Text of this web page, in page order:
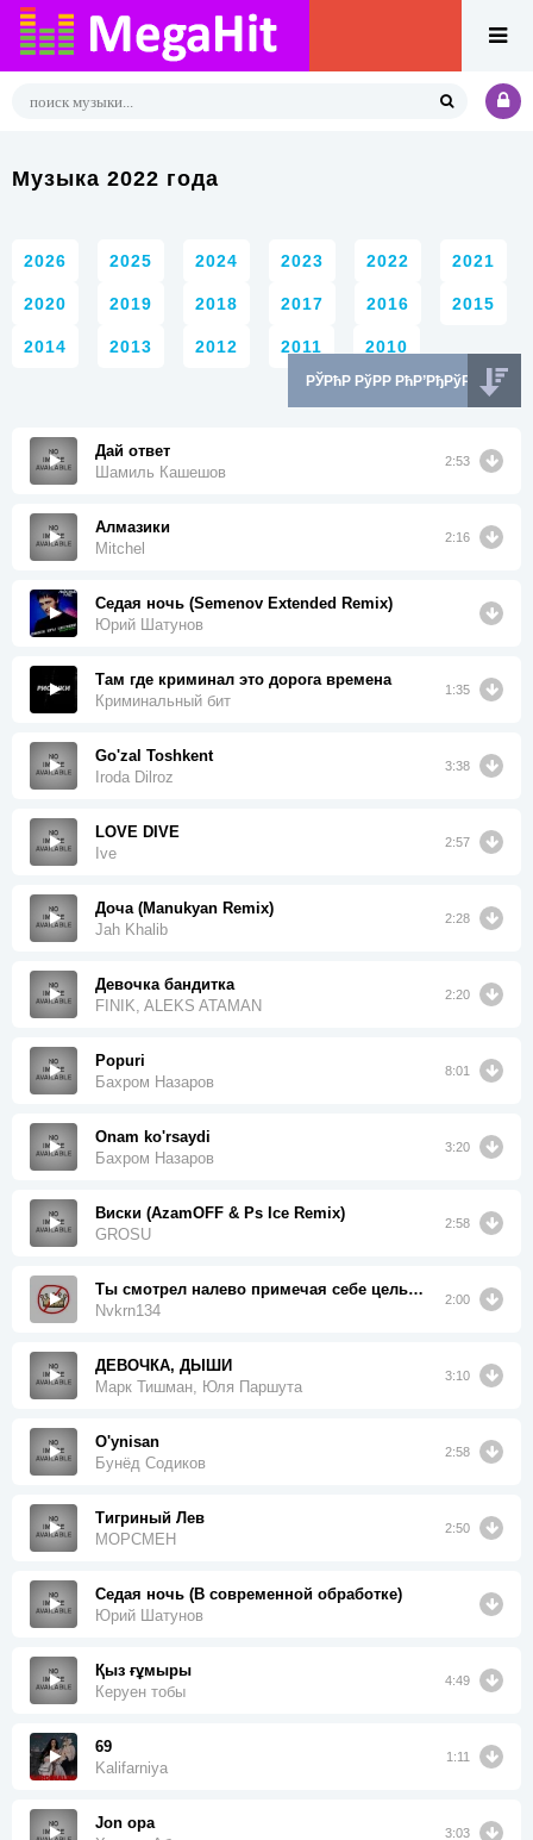
Музыка 2022 года
2026 2025 2024 2023 2022 2021
2020 2019 2018 2017 2016 2015
2014 2013 2012 2011 2010
Дай ответ
Шамиль Кашешов
2:53
Алмазики
Mitchel
2:16
Седая ночь (Semenov Extended Remix)
Юрий Шатунов
Там где криминал это дорога времена
Криминальный бит
1:35
Go'zal Toshkent
Iroda Dilroz
3:38
LOVE DIVE
Ive
2:57
Доча (Manukyan Remix)
Jah Khalib
2:28
Девочка бандитка
FINIK, ALEKS ATAMAN
2:20
Popuri
Бахром Назаров
8:01
Onam ko'rsaydi
Бахром Назаров
3:20
Виски (AzamOFF & Ps Ice Remix)
GROSU
2:58
Ты смотрел налево примечая себе цель (Swerodo Remix)
Nvkrn134
2:00
ДЕВОЧКА, ДЫШИ
Марк Тишман, Юля Паршута
3:10
O'ynisan
Бунёд Содиков
2:58
Тигриный Лев
МОРСМЕН
2:50
Седая ночь (В современной обработке)
Юрий Шатунов
Қыз ғұмыры
Керуен тобы
4:49
69
Kalifarniya
1:11
Jon opa
3:03